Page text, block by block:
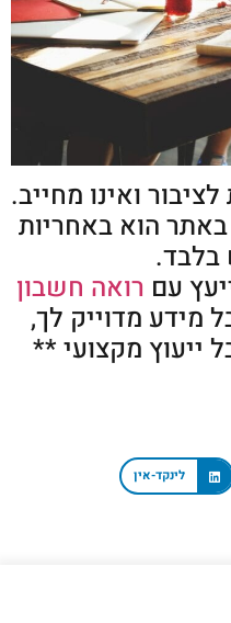
ואינו מחייב.
הוא באחריות
עם רואה חשבון
מידע מדוייק לך,
ייעוץ מקצועי **
לינקד-אין